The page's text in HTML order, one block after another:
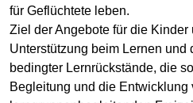
für Geflüchtete leben.
Ziel der Angebote für die
Unterstützung beim Lernen und
bedingter Lernrückstände, die
Begleitung und die Entwicklung